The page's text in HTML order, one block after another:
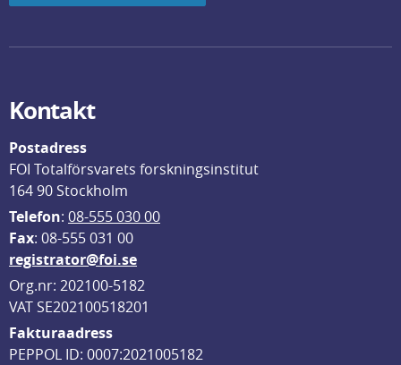
Kontakt
Postadress
FOI Totalförsvarets forskningsinstitut
164 90 Stockholm
Telefon: 08-555 030 00
Fax: 08-555 031 00
registrator@foi.se
Org.nr: 202100-5182
VAT SE202100518201
Fakturaadress
PEPPOL ID: 0007:2021005182